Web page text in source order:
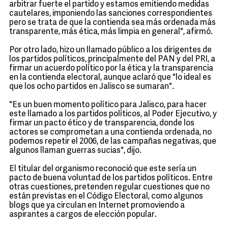
arbitrar fuerte el partido y estamos emitiendo medidas
cautelares, imponiendo las sanciones correspondientes
pero se trata de que la contienda sea más ordenada más
transparente, más ética, más limpia en general", afirmó.
Por otro lado, hizo un llamado público a los dirigentes de
los partidos políticos, principalmente del PAN y del PRI, a
firmar un acuerdo político por la ética y la transparencia
en la contienda electoral, aunque aclaró que "lo ideal es
que los ocho partidos en Jalisco se sumaran".
"Es un buen momento político para Jalisco, para hacer
este llamado a los partidos políticos, al Poder Ejecutivo, y
firmar un pacto ético y de transparencia, donde los
actores se comprometan a una contienda ordenada, no
podemos repetir el 2006, de las campañas negativas, que
algunos llaman guerras sucias", dijo.
El titular del organismo reconoció que este sería un
pacto de buena voluntad de los partidos políticos. Entre
otras cuestiones, pretenden regular cuestiones que no
están previstas en el Código Electoral, como algunos
blogs que ya circulan en Internet promoviendo a
aspirantes a cargos de elección popular.